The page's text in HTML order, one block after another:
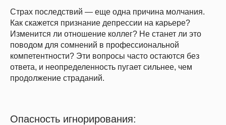
Страх последствий — еще одна причина молчания.
Как скажется признание депрессии на карьере?
Изменится ли отношение коллег? Не станет ли это
поводом для сомнений в профессиональной
компетентности? Эти вопросы часто остаются без
ответа, и неопределенность пугает сильнее, чем
продолжение страданий.
Опасность игнорирования: